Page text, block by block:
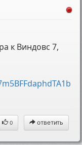
к Виндовс 7,
0 ответить